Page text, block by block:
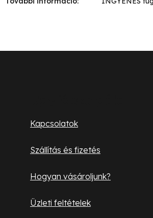
Kapcsolatok
Szállítás és fizetés
Hogyan vásároljunk?
Üzleti feltételek